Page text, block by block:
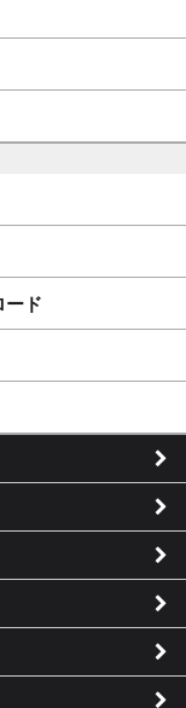
ード